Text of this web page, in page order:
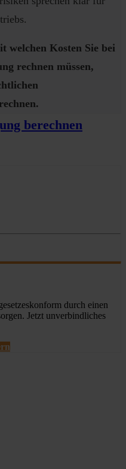
welchen Kosten Sie bei
rechnen müssen,
berechnen
durch einen
Jetzt unverbindliches